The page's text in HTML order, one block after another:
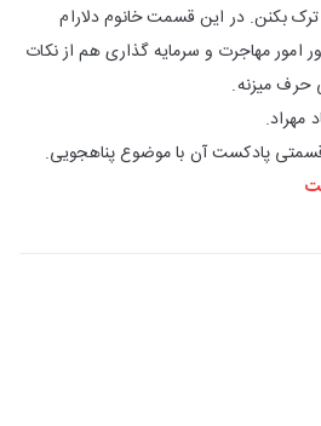
بکنن. در این قسمت خانوم دلارام
امور مهاجرت و سرمایه گذاری هم از نکات
حرف میزنه.
مهراد.
پادکست آن با موضوع پناهجویی.